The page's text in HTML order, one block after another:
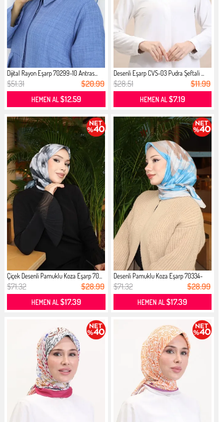
Dijital Rayon Eşarp 70299-10 Antras...
$51.31 $20.99
HEMEN AL$12.59
Desenli Eşarp CVS-03 Pudra Şeftali ...
$28.51 $11.99
HEMEN AL$7.19
Çiçek Desenli Pamuklu Koza Eşarp 70...
$71.32 $28.99
HEMEN AL$17.39
Desenli Pamuklu Koza Eşarp 70334-
09...
$71.32 $28.99
HEMEN AL$17.39